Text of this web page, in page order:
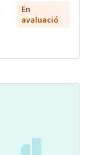
En
avaluació